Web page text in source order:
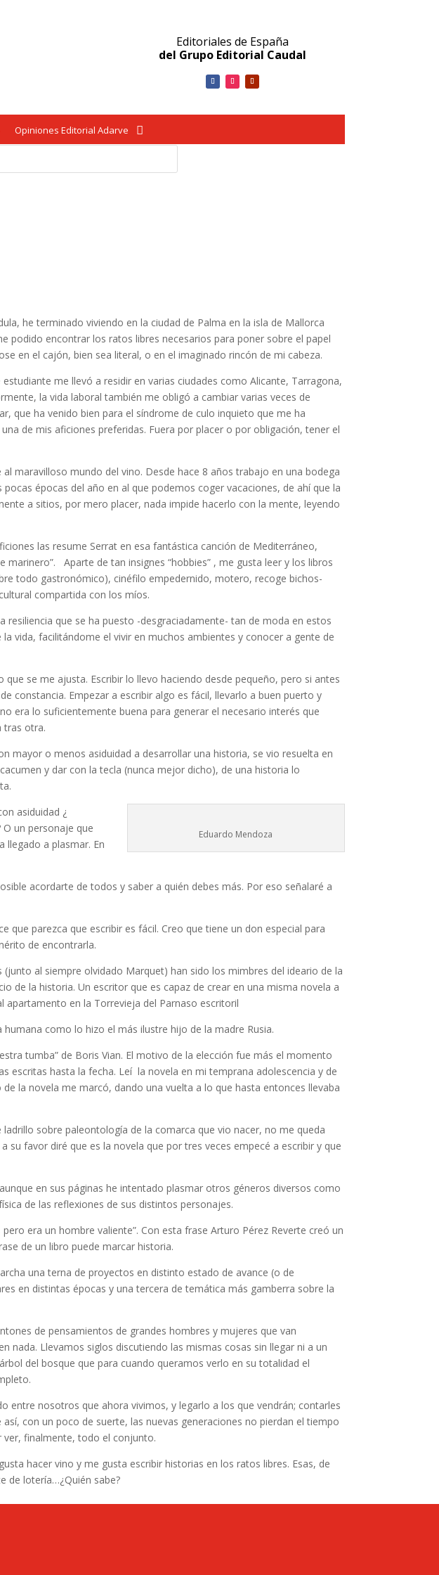
Editoriales de España
del Grupo Editorial Caudal
Opiniones Editorial Adarve
he terminado viviendo en la ciudad de Palma en la isla de Mallorca
podido encontrar los ratos libres necesarios para poner sobre el papel
en el cajón, bien sea literal, o en el imaginado rincón de mi cabeza.
me llevó a residir en varias ciudades como Alicante, Tarragona,
la vida laboral también me obligó a cambiar varias veces de
que ha venido bien para el síndrome de culo inquieto que me ha
de mis aficiones preferidas. Fuera por placer o por obligación, tener el
maravilloso mundo del vino. Desde hace 8 años trabajo en una bodega
épocas del año en al que podemos coger vacaciones, de ahí que la
a sitios, por mero placer, nada impide hacerlo con la mente, leyendo
las resume Serrat en esa fantástica canción de Mediterráneo,
Aparte de tan insignes “hobbies” , me gusta leer y los libros
todo gastronómico), cinéfilo empedernido, motero, recoge bichos-
compartida con los míos.
resiliencia que se ha puesto -desgraciadamente- tan de moda en estos
vida, facilitándome el vivir en muchos ambientes y conocer a gente de
se me ajusta. Escribir lo llevo haciendo desde pequeño, pero si antes
constancia. Empezar a escribir algo es fácil, llevarlo a buen puerto y
era lo suficientemente buena para generar el necesario interés que
tras otra.
mayor o menos asiduidad a desarrollar una historia, se vio resuelta en
y dar con la tecla (nunca mejor dicho), de una historia lo
Eduardo Mendoza
asiduidad ¿
un personaje que
llegado a plasmar. En
acordarte de todos y saber a quién debes más. Por eso señalaré a
parezca que escribir es fácil. Creo que tiene un don especial para
de encontrarla.
al siempre olvidado Marquet) han sido los mimbres del ideario de la
de la historia. Un escritor que es capaz de crear en una misma novela a
en la Torrevieja del Parnaso escritoril
como lo hizo el más ilustre hijo de la madre Rusia.
tumba” de Boris Vian. El motivo de la elección fue más el momento
escritas hasta la fecha. Leí la novela en mi temprana adolescencia y de
la novela me marcó, dando una vuelta a lo que hasta entonces llevaba
sobre paleontología de la comarca que vio nacer, no me queda
su favor diré que es la novela que por tres veces empecé a escribir y que
en sus páginas he intentado plasmar otros géneros diversos como
de las reflexiones de sus distintos personajes.
era un hombre valiente”. Con esta frase Arturo Pérez Reverte creó un
de un libro puede marcar historia.
una terna de proyectos en distinto estado de avance (o de
en distintas épocas y una tercera de temática más gamberra sobre la
de pensamientos de grandes hombres y mujeres que van
Llevamos siglos discutiendo las mismas cosas sin llegar ni a un
del bosque que para cuando queramos verlo en su totalidad el
nosotros que ahora vivimos, y legarlo a los que vendrán; contarles
con un poco de suerte, las nuevas generaciones no pierdan el tiempo
finalmente, todo el conjunto.
hacer vino y me gusta escribir historias en los ratos libres. Esas, de
de lotería…¿Quién sabe?